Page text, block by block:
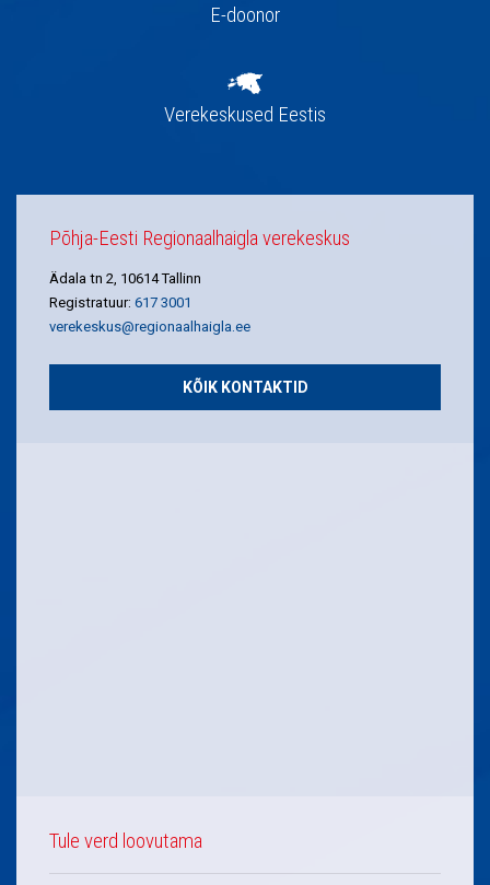
E-doonor
Verekeskused Eestis
Põhja-Eesti Regionaalhaigla verekeskus
Ädala tn 2, 10614 Tallinn
Registratuur: 617 3001
verekeskus@regionaalhaigla.ee
KÕIK KONTAKTID
Tule verd loovutama